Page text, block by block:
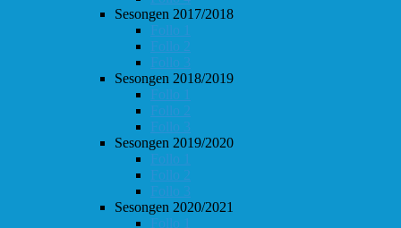
Sesongen 2017/2018
Follo 1
Follo 2
Follo 3
Sesongen 2018/2019
Follo 1
Follo 2
Follo 3
Sesongen 2019/2020
Follo 1
Follo 2
Follo 3
Sesongen 2020/2021
Follo 1